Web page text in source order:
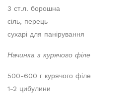
3 ст.л. борошна
сіль, перець
сухарі для панірування
Начинка з курячого філе
500-600 г курячого філе
1-2 цибулини